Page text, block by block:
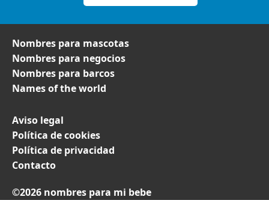
Nombres para mascotas
Nombres para negocios
Nombres para barcos
Names of the world
Aviso legal
Política de cookies
Política de privacidad
Contacto
©2026 nombres para mi bebe